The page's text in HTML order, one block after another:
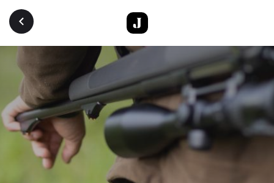
Direkt zum Inhalt